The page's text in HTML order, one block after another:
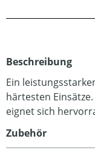
Beschreibung
Ein
härtesten Einsätze.
eignet sich
Zubehör